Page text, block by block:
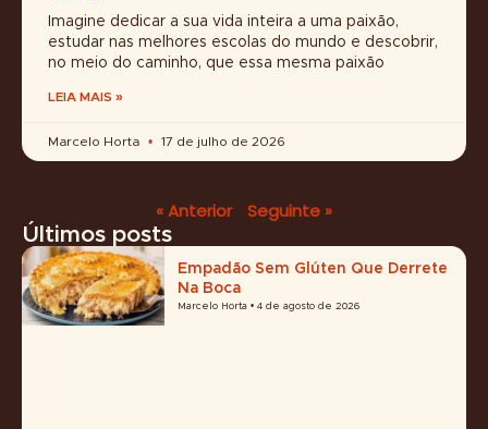
Imagine dedicar a sua vida inteira a uma paixão,
estudar nas melhores escolas do mundo e descobrir,
no meio do caminho, que essa mesma paixão
LEIA MAIS »
Marcelo Horta 17 de julho de 2026
« Anterior
Seguinte »
Últimos posts
Empadão Sem Glúten Que Derrete
Na Boca
Marcelo Horta 4 de agosto de 2026